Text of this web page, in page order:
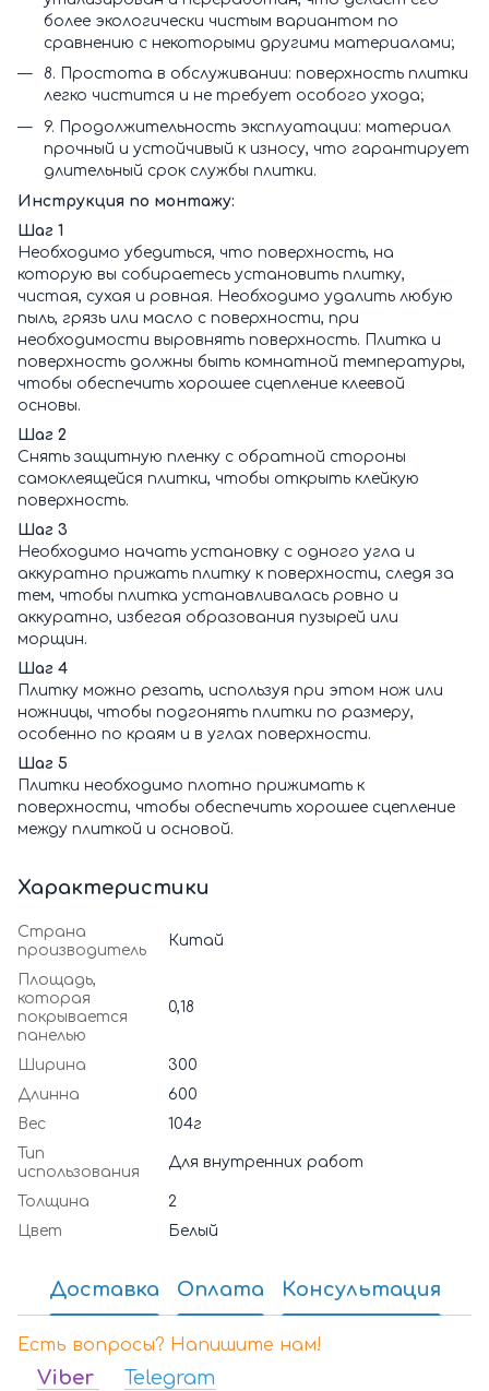
более экологически чистым вариантом по
сравнению с некоторыми другими материалами;
8. Простота в обслуживании: поверхность плитки
легко чистится и не требует особого ухода;
9. Продолжительность эксплуатации: материал
прочный и устойчивый к износу, что гарантирует
длительный срок службы плитки.
Инструкция по монтажу:
Шаг 1
Необходимо убедиться, что поверхность, на
которую вы собираетесь установить плитку,
чистая, сухая и ровная. Необходимо удалить любую
пыль, грязь или масло с поверхности, при
необходимости выровнять поверхность. Плитка и
поверхность должны быть комнатной температуры,
чтобы обеспечить хорошее сцепление клеевой
основы.
Шаг 2
Снять защитную пленку с обратной стороны
самоклеящейся плитки, чтобы открыть клейкую
поверхность.
Шаг 3
Необходимо начать установку с одного угла и
аккуратно прижать плитку к поверхности, следя за
тем, чтобы плитка устанавливалась ровно и
аккуратно, избегая образования пузырей или
морщин.
Шаг 4
Плитку можно резать, используя при этом нож или
ножницы, чтобы подгонять плитки по размеру,
особенно по краям и в углах поверхности.
Шаг 5
Плитки необходимо плотно прижимать к
поверхности, чтобы обеспечить хорошее сцепление
между плиткой и основой.
Характеристики
Страна
производитель
Китай
Площадь,
которая
покрывается
панелью
0,18
Ширина
300
Длинна
600
Вес
104г
Тип
использования
Для внутренних работ
Толщина
2
Цвет
Белый
Доставка Оплата Консультация
Есть вопросы? Напишите нам!
Viber Telegram